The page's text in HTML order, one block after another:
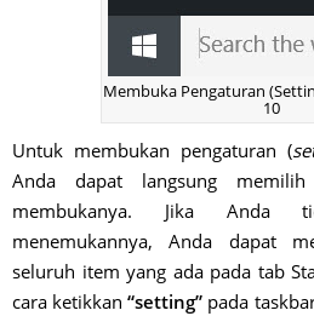
Membuka Pengaturan
10
Untuk membukan pengaturan (
Anda dapat langsung
membukanya. Jika Anda
menemukannya, Anda dapat
seluruh item yang ada pada tab
cara ketikkan“setting” pada